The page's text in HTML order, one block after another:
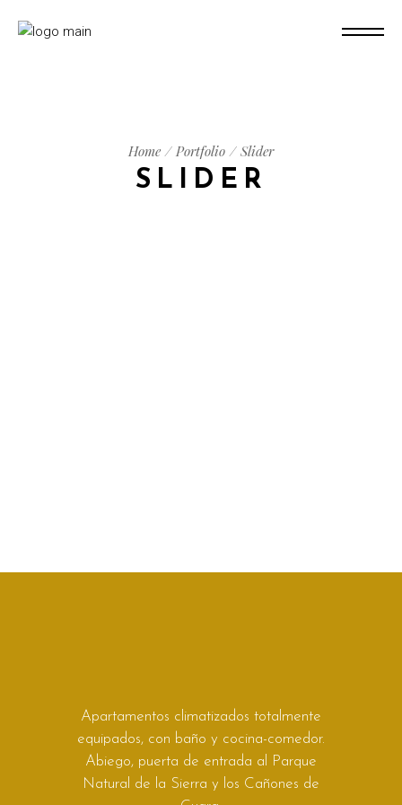
Home Portfolio Slider
SLIDER
Apartamentos climatizados totalmente
equipados, con baño y cocina-comedor.
Abiego, puerta de entrada al Parque
Natural de la Sierra y los Cañones de